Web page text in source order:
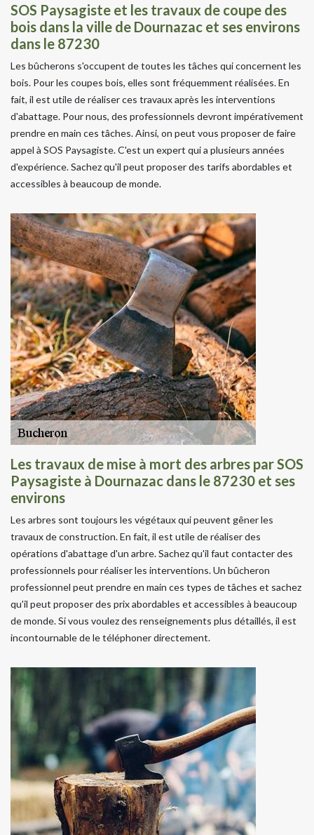
SOS Paysagiste et les travaux de coupe des
bois dans la ville de Dournazac et ses environs
dans le 87230
Les bûcherons s'occupent de toutes les tâches qui concernent les
bois. Pour les coupes bois, elles sont fréquemment réalisées. En
fait, il est utile de réaliser ces travaux après les interventions
d'abattage. Pour nous, des professionnels devront impérativement
prendre en main ces tâches. Ainsi, on peut vous proposer de faire
appel à SOS Paysagiste. C'est un expert qui a plusieurs années
d'expérience. Sachez qu'il peut proposer des tarifs abordables et
accessibles à beaucoup de monde.
Les travaux de mise à mort des arbres par SOS
Paysagiste à Dournazac dans le 87230 et ses
environs
Les arbres sont toujours les végétaux qui peuvent gêner les
travaux de construction. En fait, il est utile de réaliser des
opérations d'abattage d'un arbre. Sachez qu'il faut contacter des
professionnels pour réaliser les interventions. Un bûcheron
professionnel peut prendre en main ces types de tâches et sachez
qu'il peut proposer des prix abordables et accessibles à beaucoup
de monde. Si vous voulez des renseignements plus détaillés, il est
incontournable de le téléphoner directement.